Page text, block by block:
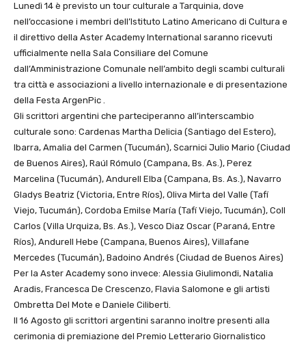
Lunedì 14 è previsto un tour culturale a Tarquinia, dove
nell’occasione i membri dell’Istituto Latino Americano di Cultura e
il direttivo della Aster Academy International saranno ricevuti
ufficialmente nella Sala Consiliare del Comune
dall’Amministrazione Comunale nell’ambito degli scambi culturali
tra città e associazioni a livello internazionale e di presentazione
della Festa ArgenPic .
Gli scrittori argentini che parteciperanno all’interscambio
culturale sono: Cardenas Martha Delicia (Santiago del Estero),
Ibarra, Amalia del Carmen (Tucumán), Scarnici Julio Mario (Ciudad
de Buenos Aires), Raúl Rómulo (Campana, Bs. As.), Perez
Marcelina (Tucumán), Andurell Elba (Campana, Bs. As.), Navarro
Gladys Beatriz (Victoria, Entre Ríos), Oliva Mirta del Valle (Tafí
Viejo, Tucumán), Cordoba Emilse María (Tafí Viejo, Tucumán), Coll
Carlos (Villa Urquiza, Bs. As.), Vesco Diaz Oscar (Paraná, Entre
Ríos), Andurell Hebe (Campana, Buenos Aires), Villafane
Mercedes (Tucumán), Badoino Andrés (Ciudad de Buenos Aires)
Per la Aster Academy sono invece: Alessia Giulimondi, Natalia
Aradis, Francesca De Crescenzo, Flavia Salomone e gli artisti
Ombretta Del Mote e Daniele Ciliberti.
Il 16 Agosto gli scrittori argentini saranno inoltre presenti alla
cerimonia di premiazione del Premio Letterario Giornalistico